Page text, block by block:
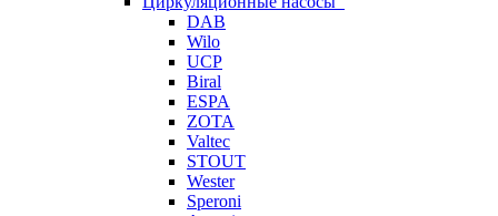
DAB
Wilo
UCP
Biral
ESPA
ZOTA
Valtec
STOUT
Wester
Speroni